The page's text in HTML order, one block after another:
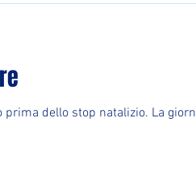
dello stop natalizio. La